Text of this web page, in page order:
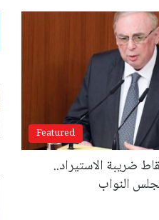
Featured
ضريبة الاستيراد..
النواب